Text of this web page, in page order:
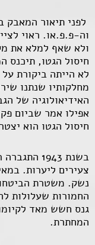
לפני תיאור המאבק
וה-פ.פ.או. ראוי
ולא שאף למלא את
חיסול הגטו,
לא הייתה ביקורת
מחלקותיו שנתנו
האידיאולוגיה של
אפילו אמר שביום
חיסול הגטו הוא
בשנת
נשק. משטרת
החמורות שעלולות
גנס חשש מאד
המחתרת.